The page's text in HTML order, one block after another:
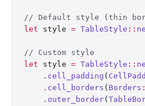
// Default style (thin
let style = TableStyle ::
// Custom style
let style = TableStyle ::
    .
cell_padding (
    .
cell_borders ( Borders
    .
outer_border(